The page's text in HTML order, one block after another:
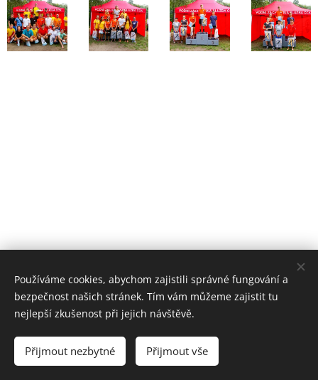
© 2019-2026 VZS ČČK Mladá Boleslav, p.s.
Vytvořeno službou Webnode
Používáme cookies, abychom zajistili správné fungování a
bezpečnost našich stránek. Tím vám můžeme zajistit tu
nejlepší zkušenost při jejich návštěvě.
Přijmout nezbytné Přijmout vše